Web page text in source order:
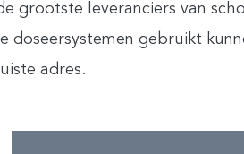
grootste leveranciers van
doseersystemen gebruikt
adres.